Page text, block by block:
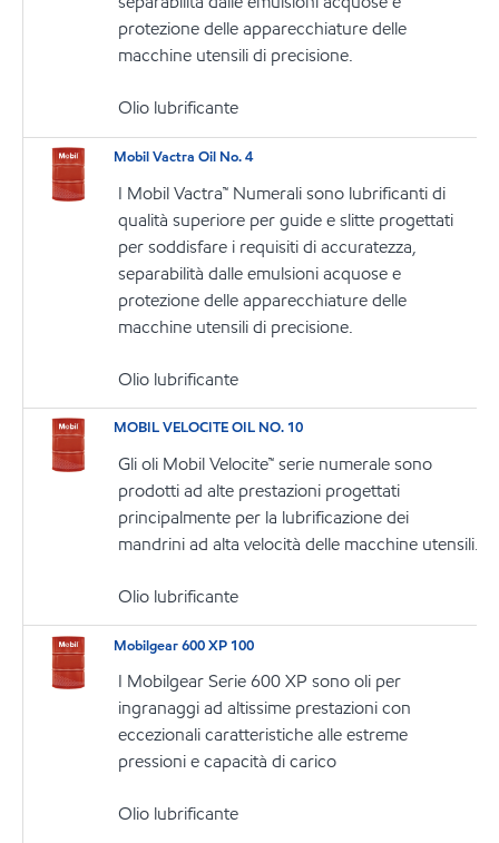
protezione delle apparecchiature delle
macchine utensili di precisione.
Olio lubrificante
Mobil Vactra Oil No. 4
I Mobil Vactra™ Numerali sono lubrificanti di
qualità superiore per guide e slitte progettati
per soddisfare i requisiti di accuratezza,
separabilità dalle emulsioni acquose e
protezione delle apparecchiature delle
macchine utensili di precisione.
Olio lubrificante
MOBIL VELOCITE OIL NO. 10
Gli oli Mobil Velocite™ serie numerale sono
prodotti ad alte prestazioni progettati
principalmente per la lubrificazione dei
mandrini ad alta velocità delle macchine utensili.
Olio lubrificante
Mobilgear 600 XP 100
I Mobilgear Serie 600 XP sono oli per
ingranaggi ad altissime prestazioni con
eccezionali caratteristiche alle estreme
pressioni e capacità di carico
Olio lubrificante